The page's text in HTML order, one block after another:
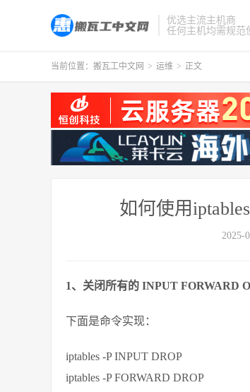
优选主流主机商
任何主机均需规范
当前位置： 搬瓦工中文网 > 运维 > 正文
如何使用
2025-
1、关闭所有的 INPUT FORWARD
下面是命令实现：
iptables -P INPUT DROP
iptables -P FORWARD DROP